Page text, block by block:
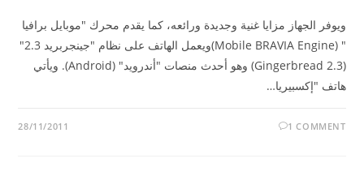
ويوفر الجهاز مزايا غنية وجديدة ورائعه، كما يقدم محرك "موبايل برافيا
" (Mobile BRAVIA Engine)ويعمل الهاتف على نظام "جينجربريد 2.3"
(Gingerbread 2.3) وهو أحدث منصات "أندرويد" (Android). ويأتي
هاتف "إكسبيريا…
1 COMMENT
28/11/2011